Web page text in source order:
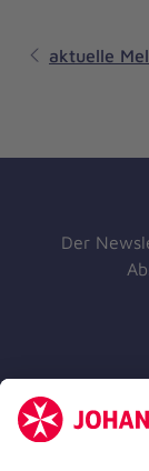
aktuelle
Der